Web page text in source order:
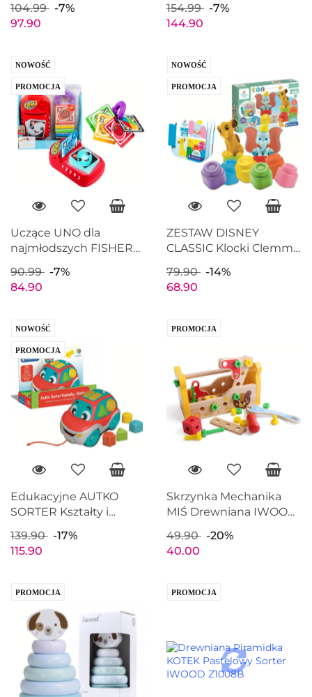
104.99
-7%
97.90
MATTEL HHL22
154.99
-7%
144.90
NOWOŚĆ
PROMOCJA
Uczące UNO dla
najmłodszych FISHER
90.99
-7%
84.90
NOWOŚĆ
PROMOCJA
ZESTAW DISNEY
CLASSIC Klocki Clemmy
79.90
-14%
68.90
NOWOŚĆ
PROMOCJA
Edukacyjne AUTKO
SORTER Kształty i
CLEMENTONI 50808
139.90
-17%
115.90
PROMOCJA
Skrzynka Mechanika
MIŚ Drewniana IWOOD
49.90
-20%
40.00
PROMOCJA PROMOCJA